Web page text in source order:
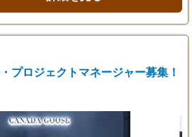
への提案営業 ・各種公共施設、商業施設の内
プロジェクトマネージャー募集！